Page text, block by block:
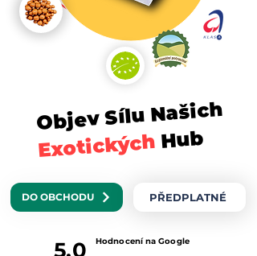
Objev Sílu Našich
ExotickýchHub
DO OBCHODU PŘEDPLATNÉ
5.0 Hodnocení na Google